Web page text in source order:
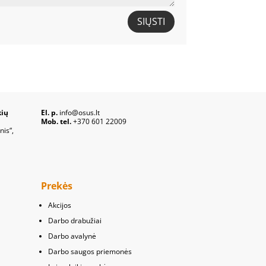
SIŲSTI
El. p.info@osus.lt
Mob. tel.+370 601 22009
Prekės
Akcijos
Darbo drabužiai
Darbo avalynė
Darbo saugos priemonės